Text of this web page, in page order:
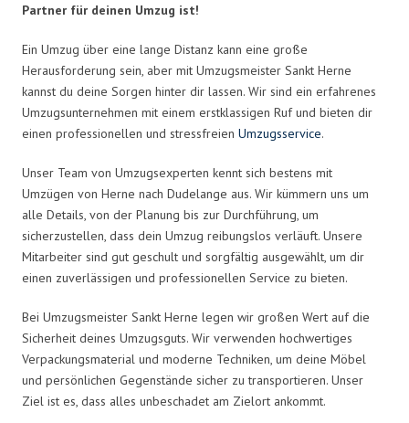
Partner für deinen Umzug ist!
Ein Umzug über eine lange Distanz kann eine große
Herausforderung sein, aber mit Umzugsmeister Sankt Herne
kannst du deine Sorgen hinter dir lassen. Wir sind ein erfahrenes
Umzugsunternehmen mit einem erstklassigen Ruf und bieten dir
einen professionellen und stressfreien Umzugsservice.
Unser Team von Umzugsexperten kennt sich bestens mit
Umzügen von Herne nach Dudelange aus. Wir kümmern uns um
alle Details, von der Planung bis zur Durchführung, um
sicherzustellen, dass dein Umzug reibungslos verläuft. Unsere
Mitarbeiter sind gut geschult und sorgfältig ausgewählt, um dir
einen zuverlässigen und professionellen Service zu bieten.
Bei Umzugsmeister Sankt Herne legen wir großen Wert auf die
Sicherheit deines Umzugsguts. Wir verwenden hochwertiges
Verpackungsmaterial und moderne Techniken, um deine Möbel
und persönlichen Gegenstände sicher zu transportieren. Unser
Ziel ist es, dass alles unbeschadet am Zielort ankommt.